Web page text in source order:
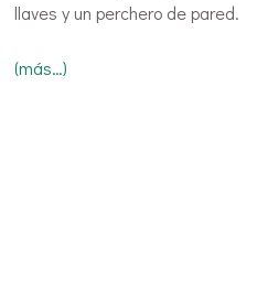
llaves y un perchero de pared.
(más…)